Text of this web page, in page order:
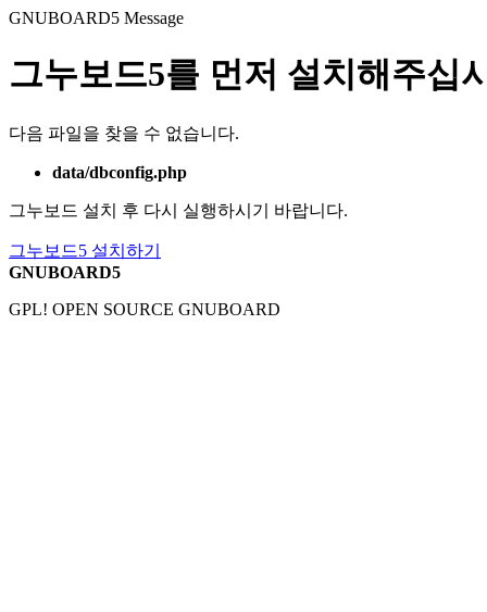
GNUBOARD5 Message
그누보드5를 먼저 설치해주십
다음 파일을 찾을 수 없습니다.
data/dbconfig.php
그누보드 설치 후 다시 실행하시기 바랍니다.
그누보드5 설치하기
GNUBOARD5
GPL! OPEN SOURCE GNUBOARD